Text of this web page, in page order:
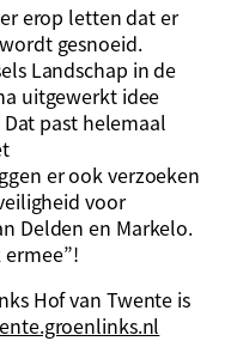
erop letten dat er
gesnoeid.
Landschap in de
uitgewerkt idee
past helemaal
er ook verzoeken
voor
Delden en Markelo.
Hof van Twente is